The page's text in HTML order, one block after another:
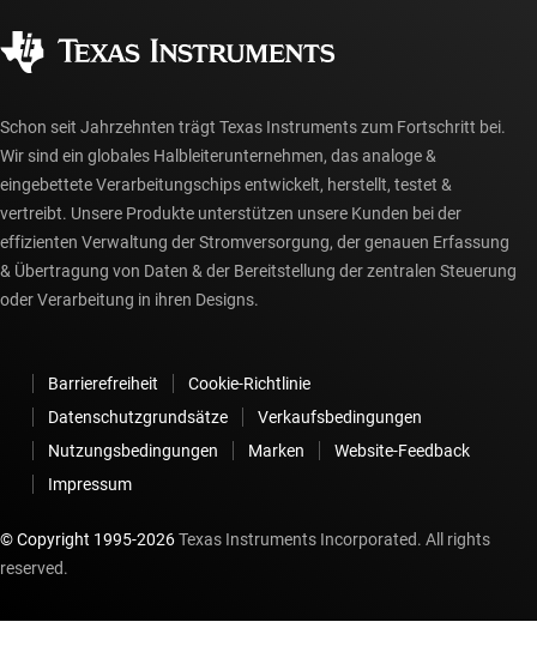
myTI-Konto FAQs
Schon seit Jahrzehnten trägt Texas Instruments zum Fortschritt bei.
Wir sind ein globales Halbleiterunternehmen, das analoge &
eingebettete Verarbeitungschips entwickelt, herstellt, testet &
vertreibt. Unsere Produkte unterstützen unsere Kunden bei der
effizienten Verwaltung der Stromversorgung, der genauen Erfassung
& Übertragung von Daten & der Bereitstellung der zentralen Steuerung
oder Verarbeitung in ihren Designs.
Barrierefreiheit
Cookie-Richtlinie
Datenschutzgrundsätze
Verkaufsbedingungen
Nutzungsbedingungen
Marken
Website-Feedback
Impressum
© Copyright 1995-2026Texas Instruments Incorporated. All rights
reserved.